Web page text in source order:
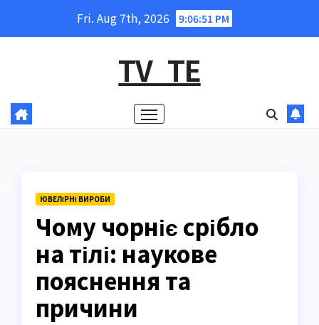
Fri. Aug 7th, 2026 9:06:52 PM
TV_TE
ЮВЕЛІРНІ ВИРОБИ
Чому чорніє срібло
на тілі: наукове
пояснення та
причини